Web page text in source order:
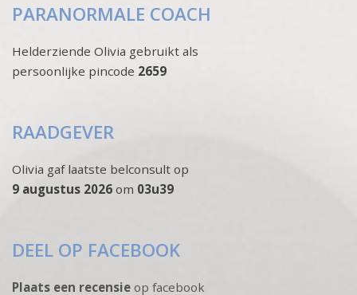
PARANORMALE COACH
Helderziende Olivia gebruikt als
persoonlijke pincode 2659
RAADGEVER
Olivia gaf laatste belconsult op
9 augustus 2026 om 03u39
DEEL OP FACEBOOK
Plaats een recensie op facebook